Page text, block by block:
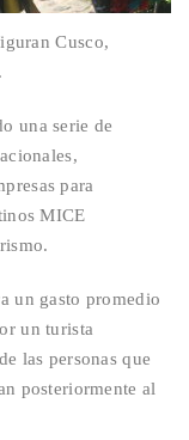
Cusco,
una serie de
para
MICE
un gasto promedio
un turista
las personas que
posteriormente al